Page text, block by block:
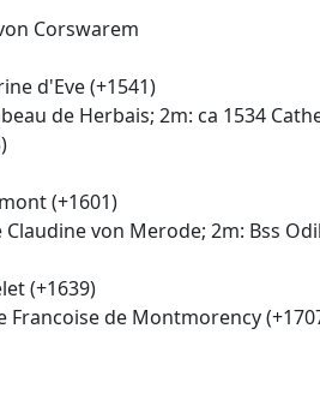
Corswarem
d'Eve (+1541)
de Herbais; 2m: ca 1534
(+1601)
von Merode; 2m: Bss
(+1639)
Francoise de Montmorency